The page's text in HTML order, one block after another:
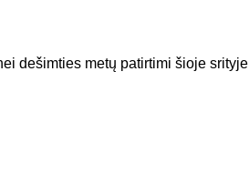
dešimties metų patirtimi šioje srityje